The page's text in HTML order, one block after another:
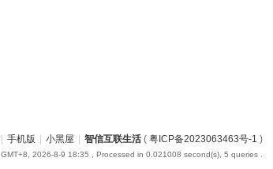
手机版 小黑屋 智信互联生活( 粤ICP备2023063463号-1 )
GMT+8, 2026-8-9 18:35 , Processed in 0.021008 second(s), 5 queries .